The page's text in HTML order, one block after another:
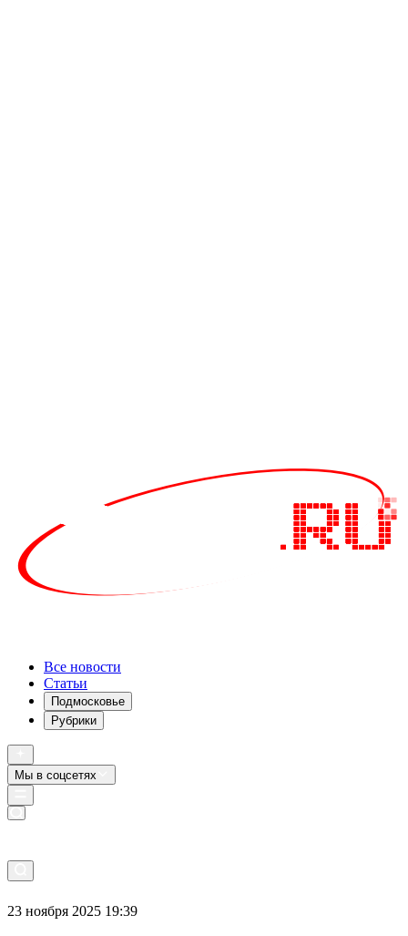
Все новости
Статьи
Подмосковье
Рубрики
Мы в соцсетях
23 ноября 2025 19:39